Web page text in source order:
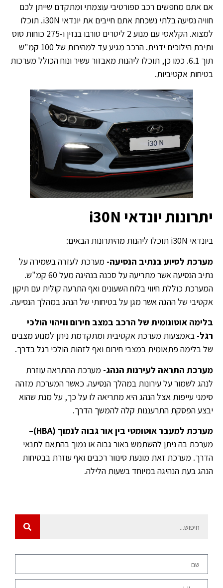
אם אתם מחפשים רכב ספורטיבי עוצמתי ומתקדם שייתן לכם
חוויה נסיעה בלתי נשכחת אתם חייבים את יונדאי i30N. תוכלו
למצוא. הקלאסי עם מנוע 2 ליטרים טורבו בנזין ו-275 כוחות סוס
ותיבת הילוכים ידנית. הרכב מגיע עד למהירות של 100 קמ"ש
תוך 6.1. כמו כן, תוכלו ליהנות מאבזור עשיר ונוח הכולל מערכות
בטיחות אקטיביות.
יתרונות יונדאי i30N
ביונדאי i30N תוכלו ליהנות מהיתרונות הבאים:
מערכת לסיוע בנתיב הנסיעה- מערכת לעזרה בשמירה על
נתיב הנסיעה אשר מתריעה על סכנה בנהיגה מעל 60 קמ"ש.
המערכת כוללת חיווי בלוח השעונים ואף התרעה קולית עם תיקון
אקטיבי של ההגה אשר מגן על בטיחותי של הנהג במהלך הנסיעה.
בלימה אוטונומית של הרכב במצב חירום וזיהוי הולכי
רגל- באמצעות מערכת אקטיבית ומתקדמת ניתן למנוע מצבים
של בלימה פתאומית במצבי חירום ואף לזהות הולכי רגל בדרך.
מערכת התראה לעירנות הנהג- מערכת ההתראה עוזרת
לנהג לשמור על עירונות במהלך הנסיעה. כאשר המערכת מזהה
סימני עייפות אצל הנהג היא מתריאה לו על כך, על מנת שהוא
יבצע הפסקת התרעננות קלה להמשך הדרך.
מערכת למעבר אוטומטי בין אור גבוה לנמוך (HBA
)
–
מערכת בה ניתן להשתמש באור גבוה או נמוך בהתאם לתנאי
הדרך. מערכת זאת מונעת סינוור רכבים ואף עוזרת בבטיחות
הנהג בעת הנהיגה במיוחד בשעות הלילה.